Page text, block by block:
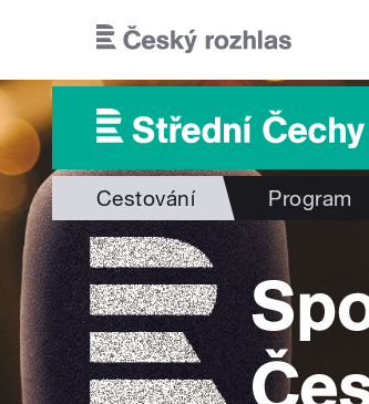
Cestování Program